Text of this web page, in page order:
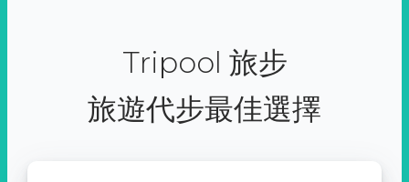
Tripool 旅步
旅遊代步最佳選擇